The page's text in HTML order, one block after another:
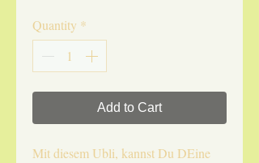
Quantity *
Add to Cart
Mit diesem Ubli, kannst Du DEine